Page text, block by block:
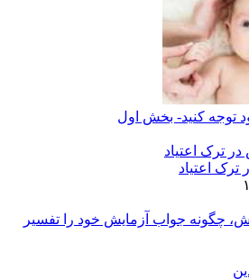
توجه کنید- بخش اول
اعتیاد
چگونه جواب آزمایش خود را تفسیر